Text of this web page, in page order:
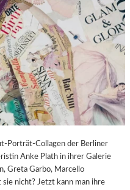
Porträt-Collagen der Berliner
Anke Plath in ihrer Galerie
Greta Garbo, Marcello
nicht? Jetzt kann man ihre